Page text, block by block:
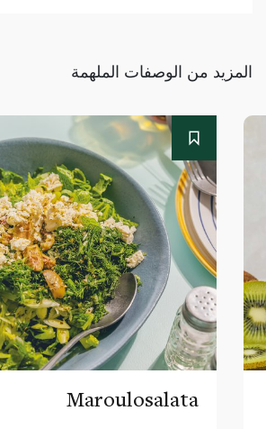
المزيد من الوصفات الملهمة
Maroulosalata